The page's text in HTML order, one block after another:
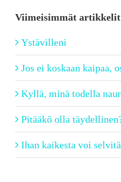
Viimeisimmät artikkelit
Ystävilleni
Jos ei koskaan kaipaa,
Kyllä, minä todella
Pitääkö olla
Ihan kaikesta voi selvitä